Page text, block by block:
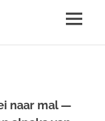
MENU
naar mal —